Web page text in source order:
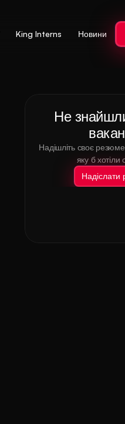
King Interns Новини
Не
Надішліть своє
яку б хотіли